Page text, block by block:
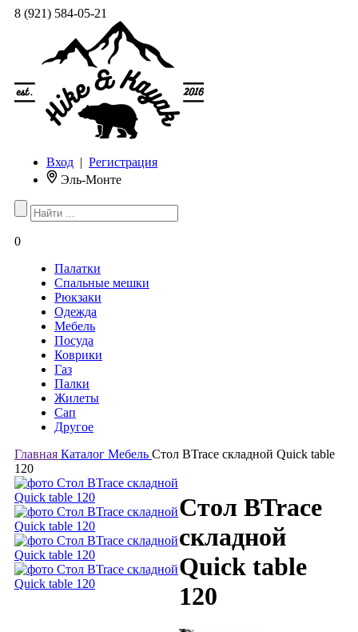
8 (921) 584-05-21
Вход | Регистрация
Эль-Монте
0
Палатки
Спальные мешки
Рюкзаки
Одежда
Мебель
Посуда
Коврики
Газ
Палки
Жилеты
Сап
Другое
Главная Каталог Мебель Стол BTrace складной Quick table
120
Стол BTrace
складной
Quick table
120